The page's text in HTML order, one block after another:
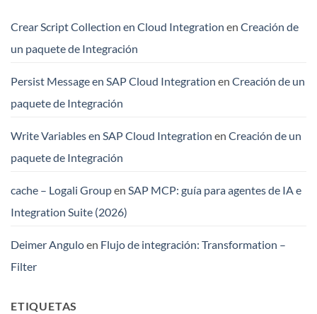
Crear Script Collection en Cloud Integration en Creación de
un paquete de Integración
Persist Message en SAP Cloud Integration en Creación de un
paquete de Integración
Write Variables en SAP Cloud Integration en Creación de un
paquete de Integración
cache – Logali Groupen SAP MCP: guía para agentes de IA e
Integration Suite (2026)
Deimer Anguloen Flujo de integración: Transformation –
Filter
ETIQUETAS